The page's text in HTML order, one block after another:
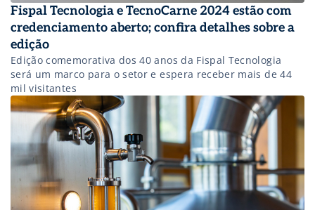
Fispal Tecnologia e TecnoCarne 2024 estão com
credenciamento aberto; confira detalhes sobre a
edição
Edição comemorativa dos 40 anos da Fispal Tecnologia
será um marco para o setor e espera receber mais de 44
mil visitantes